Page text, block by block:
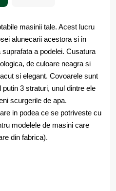
masinii tale. Acest lucru
alunecarii acestora si in
a podelei. Cusatura
de culoare neagra si
si elegant. Covoarele sunt
3 straturi, unul dintre ele
scurgerile de apa.
in podea ce se potriveste cu
modelele de masini care
din fabrica).